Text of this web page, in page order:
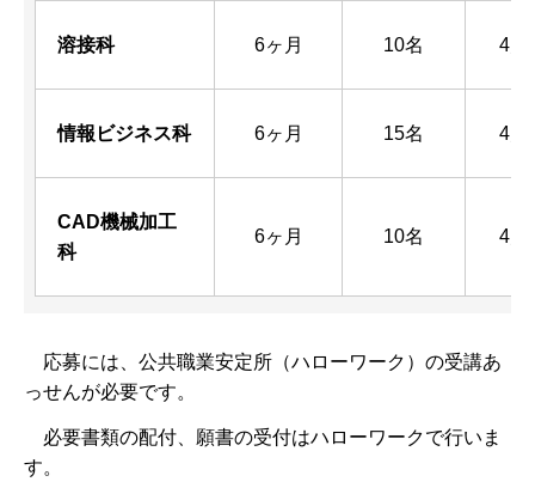
溶接科 6ヶ月 10名 4月
情報ビジネス科 6ヶ月 15名 4月
CAD機械加工
科
6ヶ月 10名 4月
応募には、公共職業安定所（ハローワーク）の受講あ
っせんが必要です。
必要書類の配付、願書の受付はハローワークで行いま
す。